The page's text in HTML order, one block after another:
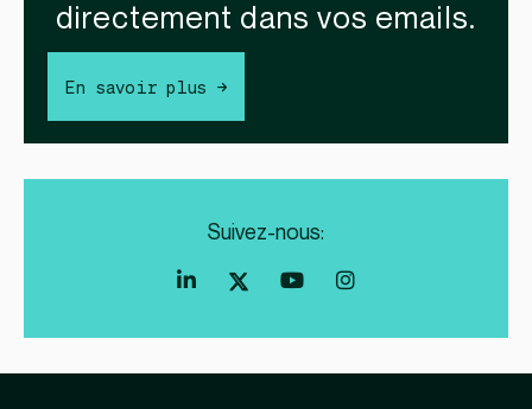
directement dans vos emails.
En savoir plus →
Suivez-nous: